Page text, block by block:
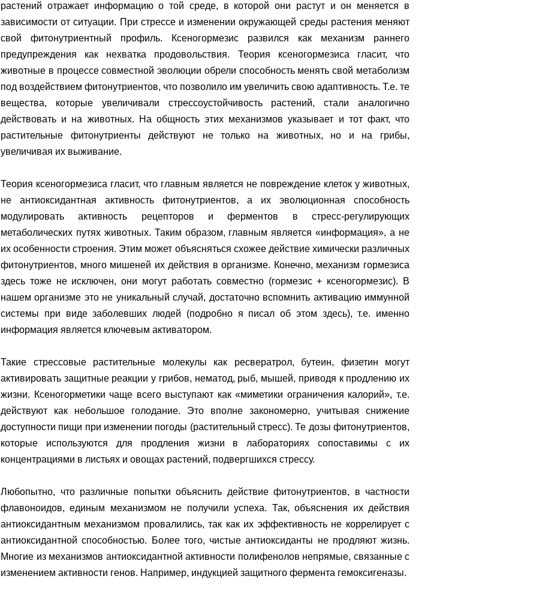
растений отражает информацию о той среде, в которой они растут и он меняется в
зависимости от ситуации. При стрессе и изменении окружающей среды растения меняют
свой фитонутриентный профиль. Ксеногормезис развился как механизм раннего
предупреждения как нехватка продовольствия. Теория ксеногормезиса гласит, что
животные в процессе совместной эволюции обрели способность менять свой метаболизм
под воздействием фитонутриентов, что позволило им увеличить свою адаптивность. Т.е. те
вещества, которые увеличивали стрессоустойчивость растений, стали аналогично
действовать и на животных. На общность этих механизмов указывает и тот факт, что
растительные фитонутриенты действуют не только на животных, но и на грибы,
увеличивая их выживание.
Теория ксеногормезиса гласит, что главным является не повреждение клеток у животных,
не антиоксидантная активность фитонутриентов, а их эволюционная способность
модулировать активность рецепторов и ферментов в стресс-регулирующих
метаболических путях животных. Таким образом, главным является «информация», а не
их особенности строения. Этим может объясняться схожее действие химически различных
фитонутриентов, много мишеней их действия в организме. Конечно, механизм гормезиса
здесь тоже не исключен, они могут работать совместно (гормезис + ксеногормезис). В
нашем организме это не уникальный случай, достаточно вспомнить активацию иммунной
системы при виде заболевших людей (подробно я писал об этом здесь), т.е. именно
информация является ключевым активатором.
Такие стрессовые растительные молекулы как ресвератрол, бутеин, физетин могут
активировать защитные реакции у грибов, нематод, рыб, мышей, приводя к продлению их
жизни. Ксеногорметики чаще всего выступают как «миметики ограничения калорий», т.е.
действуют как небольшое голодание. Это вполне закономерно, учитывая снижение
доступности пищи при изменении погоды (растительный стресс). Те дозы фитонутриентов,
которые используются для продления жизни в лабораториях сопоставимы с их
концентрациями в листьях и овощах растений, подвергшихся стрессу.
Любопытно, что различные попытки объяснить действие фитонутриентов, в частности
флавоноидов, единым механизмом не получили успеха. Так, объяснения их действия
антиоксидантным механизмом провалились, так как их эффективность не коррелирует с
антиоксидантной способностью. Более того, чистые антиоксиданты не продляют жизнь.
Многие из механизмов антиоксидантной активности полифенолов непрямые, связанные с
изменением активности генов. Например, индукцией защитного фермента гемоксигеназы.